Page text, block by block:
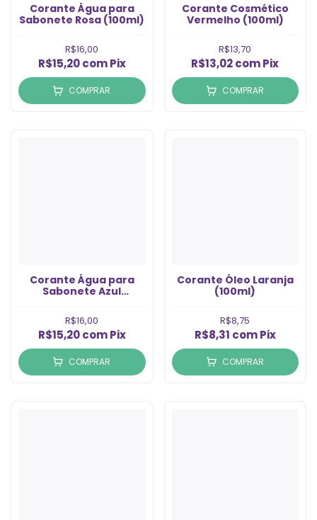
Corante Água para
Sabonete Rosa (100ml)
R$16,00
R$15,20com Pix
COMPRAR
Corante Cosmético
Vermelho (100ml)
R$13,70
R$13,02comPix
COMPRAR
Corante Água para
Sabonete Azul
R$16,00
R$15,20com Pix
COMPRAR
Corante Óleo Laranja
(100ml)
R$8,75
R$8,31 com Pix
COMPRAR